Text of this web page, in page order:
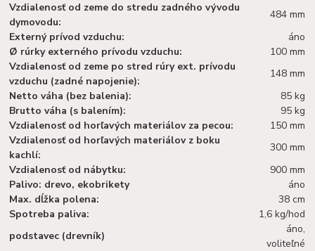
Vzdialenosť od zeme do stredu zadného vývodu
dymovodu:
484 mm
Externý prívod vzduchu:
áno
Ø rúrky externého prívodu vzduchu:
100 mm
Vzdialenosť od zeme po stred rúry ext. prívodu
vzduchu (zadné napojenie):
148 mm
Netto váha (bez balenia):
85 kg
Brutto váha (s balením):
95 kg
Vzdialenosť od horľavých materiálov za pecou:
150 mm
Vzdialenosť od horľavých materiálov z boku
kachlí:
300 mm
Vzdialenosť od nábytku:
900 mm
Palivo: drevo, ekobrikety
áno
Max. dĺžka polena:
38 cm
Spotreba paliva:
1,6 kg/hod
podstavec (drevník)
áno,
voliteľné